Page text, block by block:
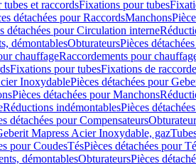
et raccordsFixations pour tubes
détachées pour RaccordsManchons
détachées pour Circulation interne
démontablesObturateursPièces
chauffageRaccordements pour
Fixations pour tubesFixations de
InoxydablePièces détachées pour
Pièces détachées pour Manchons
Réductions indémontablesPièces
détachées pour Compensateurs
Mapress Acier Inoxydable, gaz
pour CoudesTésPièces détachées pour
démontablesObturateursPièces